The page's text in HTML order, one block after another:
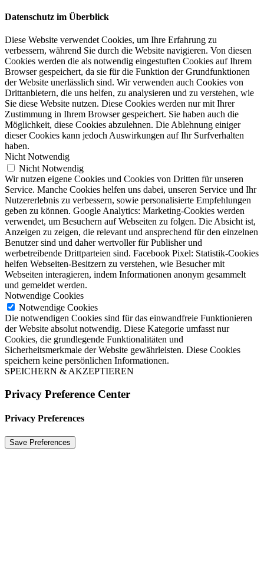
Datenschutz im Überblick
Diese Website verwendet Cookies, um Ihre Erfahrung zu
verbessern, während Sie durch die Website navigieren. Von diesen
Cookies werden die als notwendig eingestuften Cookies auf Ihrem
Browser gespeichert, da sie für die Funktion der Grundfunktionen
der Website unerlässlich sind. Wir verwenden auch Cookies von
Drittanbietern, die uns helfen, zu analysieren und zu verstehen, wie
Sie diese Website nutzen. Diese Cookies werden nur mit Ihrer
Zustimmung in Ihrem Browser gespeichert. Sie haben auch die
Möglichkeit, diese Cookies abzulehnen. Die Ablehnung einiger
dieser Cookies kann jedoch Auswirkungen auf Ihr Surfverhalten
haben.
Nicht Notwendig
Nicht Notwendig
Wir nutzen eigene Cookies und Cookies von Dritten für unseren
Service. Manche Cookies helfen uns dabei, unseren Service und Ihr
Nutzererlebnis zu verbessern, sowie personalisierte Empfehlungen
geben zu können. Google Analytics: Marketing-Cookies werden
verwendet, um Besuchern auf Webseiten zu folgen. Die Absicht ist,
Anzeigen zu zeigen, die relevant und ansprechend für den einzelnen
Benutzer sind und daher wertvoller für Publisher und
werbetreibende Drittparteien sind. Facebook Pixel: Statistik-Cookies
helfen Webseiten-Besitzern zu verstehen, wie Besucher mit
Webseiten interagieren, indem Informationen anonym gesammelt
und gemeldet werden.
Notwendige Cookies
Notwendige Cookies
Die notwendigen Cookies sind für das einwandfreie Funktionieren
der Website absolut notwendig. Diese Kategorie umfasst nur
Cookies, die grundlegende Funktionalitäten und
Sicherheitsmerkmale der Website gewährleisten. Diese Cookies
speichern keine persönlichen Informationen.
SPEICHERN & AKZEPTIEREN
Privacy Preference Center
Privacy Preferences